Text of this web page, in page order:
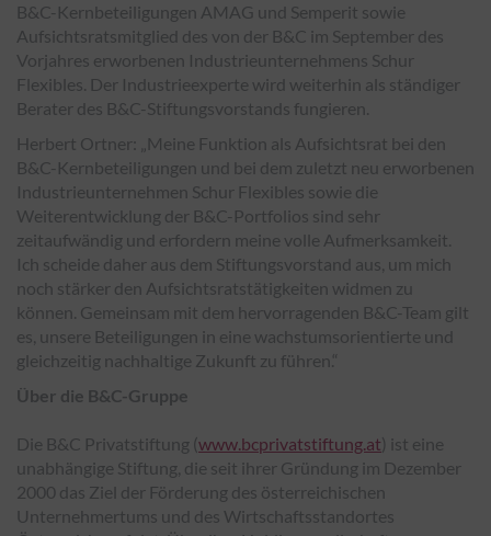
B&C-Kernbeteiligungen AMAG und Semperit sowie
Aufsichtsratsmitglied des von der B&C im September des
Vorjahres erworbenen Industrieunternehmens Schur
Flexibles. Der Industrieexperte wird weiterhin als ständiger
Berater des B&C-Stiftungsvorstands fungieren.
Herbert Ortner: „Meine Funktion als Aufsichtsrat bei den
B&C-Kernbeteiligungen und bei dem zuletzt neu erworbenen
Industrieunternehmen Schur Flexibles sowie die
Weiterentwicklung der B&C-Portfolios sind sehr
zeitaufwändig und erfordern meine volle Aufmerksamkeit.
Ich scheide daher aus dem Stiftungsvorstand aus, um mich
noch stärker den Aufsichtsratstätigkeiten widmen zu
können. Gemeinsam mit dem hervorragenden B&C-Team gilt
es, unsere Beteiligungen in eine wachstumsorientierte und
gleichzeitig nachhaltige Zukunft zu führen.“
Über die B&C-Gruppe
Die B&C Privatstiftung (www.bcprivatstiftung.at) ist eine
unabhängige Stiftung, die seit ihrer Gründung im Dezember
2000 das Ziel der Förderung des österreichischen
Unternehmertums und des Wirtschaftsstandortes